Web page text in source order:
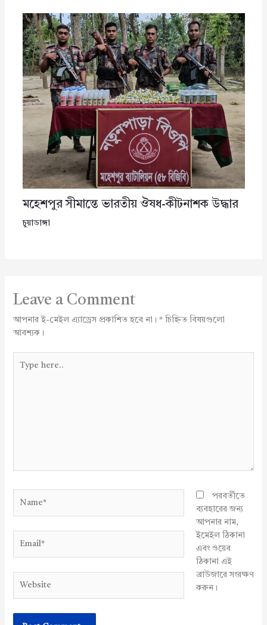
মহেশপুর সীমান্তে ভারতীয় ঔষধ-কীটনাশক উদ্ধার
চুয়াডাঙ্গা
Leave a Comment
আপনার ই-মেইল এ্যাড্রেস প্রকাশিত হবে না। *চিহ্নিত বিষয়গুলো
আবশ্যক।
here..
পরবর্তীতে
ব্যবহারের জন্য
আপনার নাম,
ইমেইল ঠিকানা
এবং ওয়েব
ঠিকানা এই
ব্রাউজারে সংরক্ষণ
করুন।